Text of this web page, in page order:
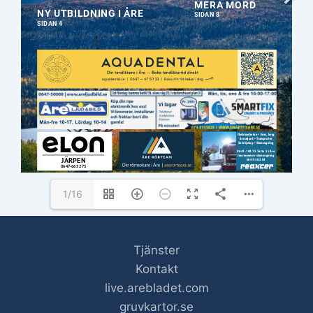
ANNONSER: info@arebladet.se | 073-269 99 93
REDAKTION: info@arebladet.se | 073-269 99 93
info@daustryckeri.se
Ansök på: www.antagning.se
are.se | kundtjanst@are.se | 0647-161 00
1/16
Tjänster
Kontakt
live.arebladet.com
gruvkartor.se